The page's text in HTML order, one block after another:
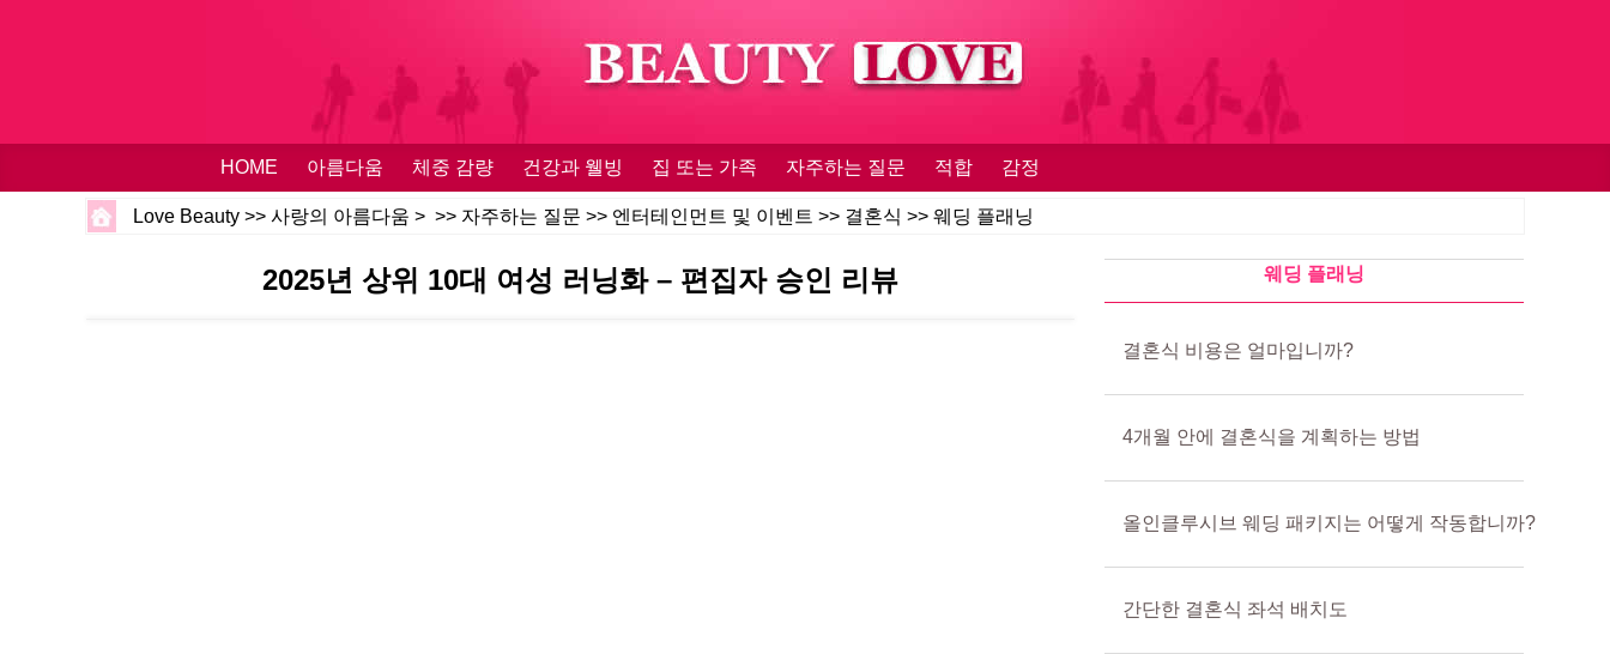
HOME 아름다움 체중 감량 건강과 웰빙 집 또는 가족 자주하는 질문 적합 감정
Love Beauty >> 사랑의 아름다움 > >> 자주하는 질문 >> 엔터테인먼트 및 이벤트 >> 결혼식 >> 웨딩 플래닝
2025년 상위 10대 여성 러닝화 – 편집자 승인 리뷰 웨딩 플래닝
결혼식 비용은 얼마입니까?
4개월 안에 결혼식을 계획하는 방법
올인클루시브 웨딩 패키지는 어떻게 작동합니까?
간단한 결혼식 좌석 배치도